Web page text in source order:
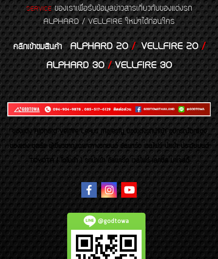
SERVICEของเราเพื่อรับข้อมูลข่าวสารเกี่ยวกับของแต่งรถ
ALPHARD / VELLFIRE ใหม่ๆได้ก่อนใคร
คลิกเข้าชมสินค้า ALPHARD 20/VELLFIRE 20/
ALPHARD 30/VELLFIRE 30
ของเเต่ง Alphard Vellfire Lexus Majesty ของเเต่งรถนำเข้า อุปกรณ์ตกแต่ง
ของแต่ง ชุดล้อ ผู้เชี่ยวชาญเฉพาะทางรถยนต์ อัลพาร์ด เวลไฟร์ นำเข้า ประดับยนต์
TOYOTA ( โตโยต้า ) รถนำเข้า อัลพาร์ด เวลไฟร์ เลกซัส มาเจสตี้
@godtowa